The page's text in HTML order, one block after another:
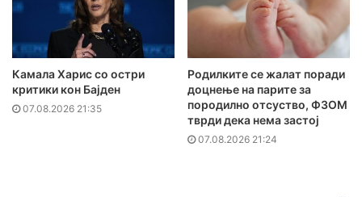
Камала Харис со остри
критики кон Бајден
07.08.2026 21:35
Родилките се жалат поради
доцнење на парите за
породилно отсуство, ФЗОМ
тврди дека нема застој
07.08.2026 21:24